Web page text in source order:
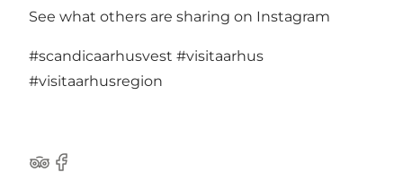
See what others are sharing on Instagram
#scandicaarhusvest #visitaarhus
#visitaarhusregion
Tripadvisor
Facebook